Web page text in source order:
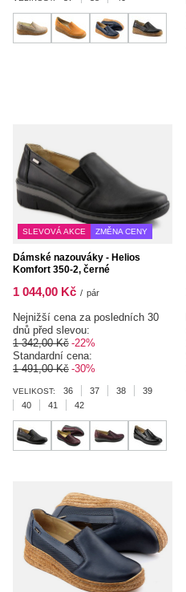
SLEVOVÁ AKCE ZMĚNA CENY
Dámské nazouváky - Helios
Komfort 350-2, černé
1 044,00 Kč / pár
Nejnižší cena za posledních 30
dnů před slevou:
1 342,00 Kč -22%
Standardní cena:
1 491,00 Kč -30%
VELIKOST: 36 37 38
39
40
41 42